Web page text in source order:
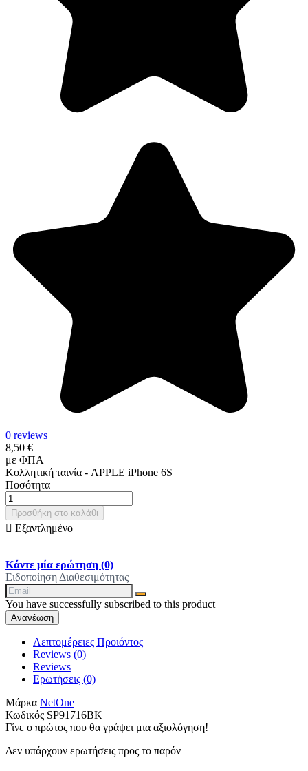
0 reviews
8,50 €
με ΦΠΑ
Κολλητική ταινία - APPLE iPhone 6S
Ποσότητα
Προσθήκη στο καλάθι
 Εξαντλημένο
Κάντε μία ερώτηση (0)
Ειδοποίηση Διαθεσιμότητας
You have successfully subscribed to this product
Λεπτομέρειες Προιόντος
Reviews (0)
Reviews
Ερωτήσεις (0)
Μάρκα NetOne
Κωδικός SP91716BK
Γίνε ο πρώτος που θα γράψει μια αξιολόγηση!
Δεν υπάρχουν ερωτήσεις προς το παρόν